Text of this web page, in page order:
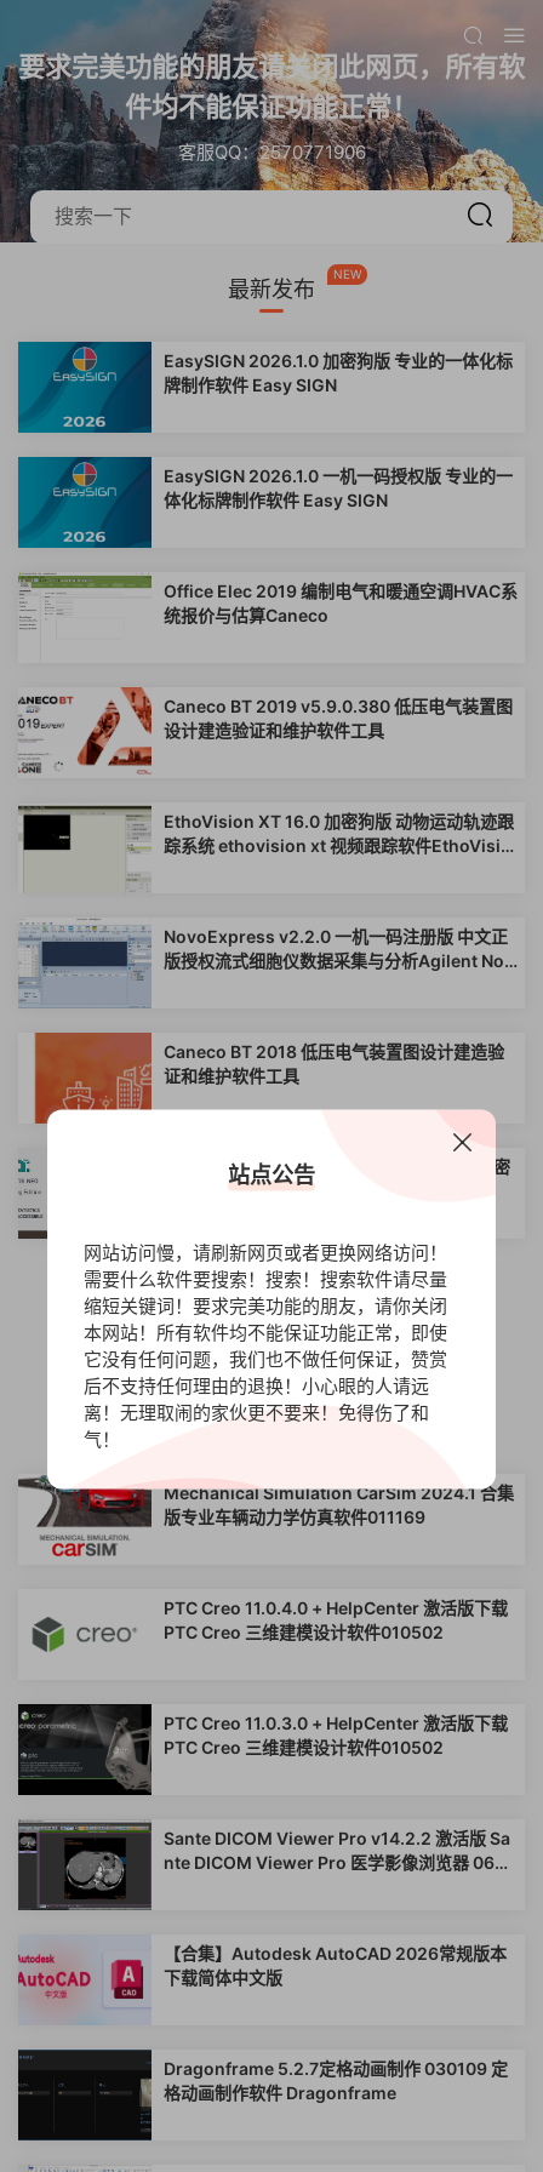
要求完美功能的朋友请关闭此网页，所有软
件均不能保证功能正常！
客服QQ：2570771906
最新发布
NEW
EasySIGN 2026.1.0 加密狗版 专业的一体化标
牌制作软件 Easy SIGN
EasySIGN 2026.1.0 一机一码授权版 专业的一
体化标牌制作软件 Easy SIGN
Office Elec 2019 编制电气和暖通空调HVAC系
统报价与估算Caneco
Caneco BT 2019 v5.9.0.380 低压电气装置图
设计建造验证和维护软件工具
EthoVision XT 16.0 加密狗版 动物运动轨迹跟
踪系统 ethovision xt 视频跟踪软件EthoVisio
NovoExpress v2.2.0 一机一码注册版 中文正
版授权流式细胞仪数据采集与分析Agilent Nov
Caneco BT 2018 低压电气装置图设计建造验
证和维护软件工具
Geovariances Isatis.neo Mining 2026 加密
狗版 矿业专用地质统计学软件
查看更多
合集系列
Mechanical Simulation CarSim 2024.1 合集
版专业车辆动力学仿真软件011169
PTC Creo 11.0.4.0 + HelpCenter 激活版下载
PTC Creo 三维建模设计软件010502
PTC Creo 11.0.3.0 + HelpCenter 激活版下载
PTC Creo 三维建模设计软件010502
Sante DICOM Viewer Pro v14.2.2 激活版 Sa
nte DICOM Viewer Pro 医学影像浏览器 0606
【合集】Autodesk AutoCAD 2026常规版本
下载简体中文版
Dragonframe 5.2.7定格动画制作 030109 定
格动画制作软件 Dragonframe
站点公告
网站访问慢，请刷新网页或者更换网络访问！
需要什么软件要搜索！搜索！搜索软件请尽量
缩短关键词！要求完美功能的朋友，请你关闭
本网站！所有软件均不能保证功能正常，即使
它没有任何问题，我们也不做任何保证，赞赏
后不支持任何理由的退换！小心眼的人请远
离！无理取闹的家伙更不要来！免得伤了和
气！